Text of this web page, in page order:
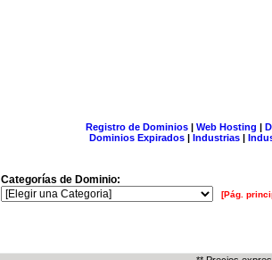
Registro de Dominios| Web Hosting |
Dominios Expirados | Industrias |
Categorías de Dominio:
[Pág.